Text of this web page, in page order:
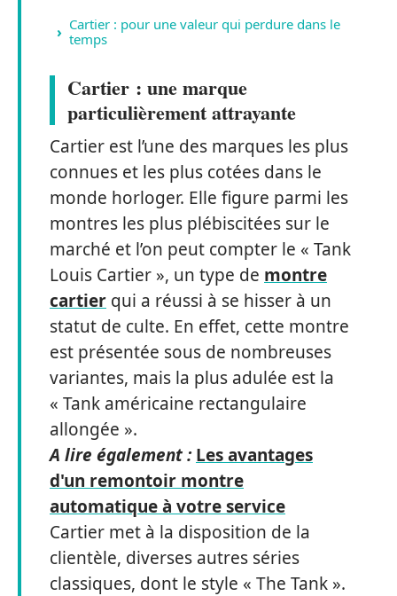
Cartier : pour une valeur qui perdure dans le
temps
Cartier : une marque
particulièrement attrayante
Cartier est l’une des marques les plus
connues et les plus cotées dans le
monde horloger. Elle figure parmi les
montres les plus plébiscitées sur le
marché et l’on peut compter le « Tank
Louis Cartier », un type de montre
cartier qui a réussi à se hisser à un
statut de culte. En effet, cette montre
est présentée sous de nombreuses
variantes, mais la plus adulée est la
« Tank américaine rectangulaire
allongée ».
A lire également : Les avantages
d'un remontoir montre
automatique à votre service
Cartier met à la disposition de la
clientèle, diverses autres séries
classiques, dont le style « The Tank ».